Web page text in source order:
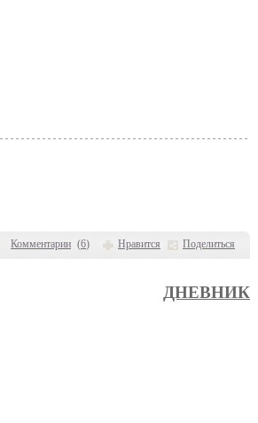
Комментарии (6) Нравится Поделиться
ДНЕВНИК